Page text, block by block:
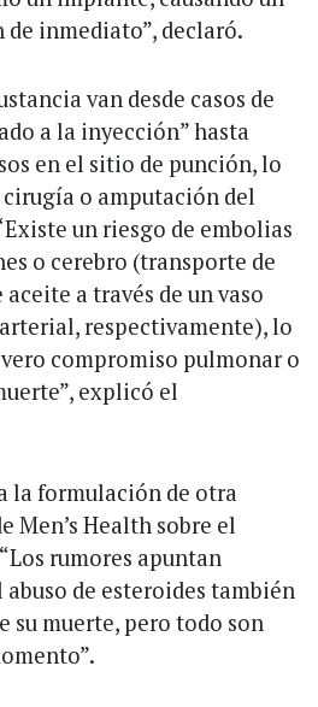
inmediato”, declaró.
van desde casos de
a la inyección” hasta
en el sitio de punción, lo
o amputación del
un riesgo de embolias
o cerebro (transporte de
a través de un vaso
respectivamente), lo
compromiso pulmonar o
explicó el
la formulación de otra
Men’s Health sobre el
rumores apuntan
de esteroides también
su muerte, pero todo son